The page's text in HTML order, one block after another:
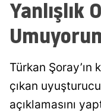
Yanlışlık
Türkan Şoray’ın
çıkan
açıklamasını